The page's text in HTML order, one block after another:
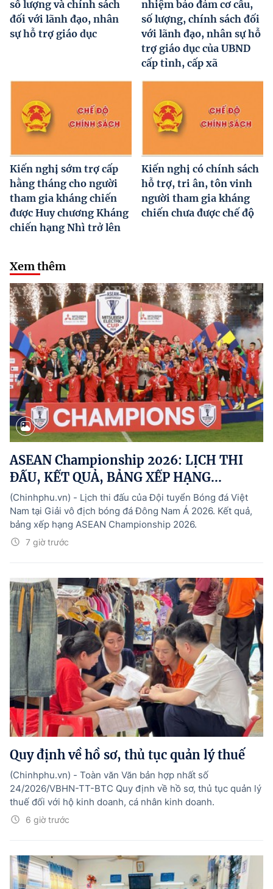
số lượng và chính sách
đối với lãnh đạo, nhân
sự hỗ trợ giáo dục
nhiệm bảo đảm cơ cấu,
số lượng, chính sách đối
với lãnh đạo, nhân sự hỗ
trợ giáo dục của UBND
cấp tỉnh, cấp xã
Kiến nghị sớm trợ cấp
hằng tháng cho người
tham gia kháng chiến
được Huy chương Kháng
chiến hạng Nhì trở lên
Kiến nghị có chính sách
hỗ trợ, tri ân, tôn vinh
người tham gia kháng
chiến chưa được chế độ
Xem thêm
ASEAN Championship 2026: LỊCH THI
ĐẤU, KẾT QUẢ, BẢNG XẾP HẠNG...
7 giờ trước
(Chinhphu.vn) - Lịch thi đấu của Đội tuyển Bóng đá Việt
Nam tại Giải vô địch bóng đá Đông Nam Á 2026. Kết quả,
bảng xếp hạng ASEAN Championship 2026.
Quy định về hồ sơ, thủ tục quản lý thuế
6 giờ trước
(Chinhphu.vn) - Toàn văn Văn bản hợp nhất số
24/2026/VBHN-TT-BTC Quy định về hồ sơ, thủ tục quản lý
thuế đối với hộ kinh doanh, cá nhân kinh doanh.